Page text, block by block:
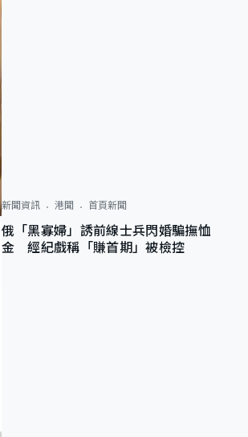
新聞資訊 港聞 首頁新聞
俄「黑寡婦」誘前線士兵閃婚騙撫恤
金 經紀戲稱「賺首期」被檢控